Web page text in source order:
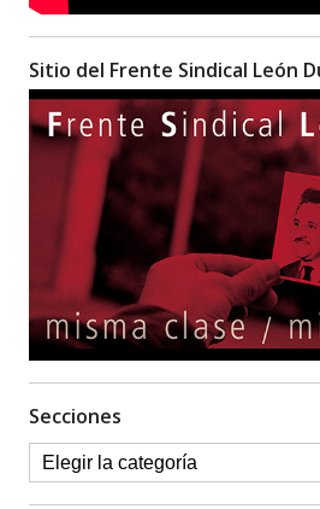
Sitio del Frente Sindical León
Secciones